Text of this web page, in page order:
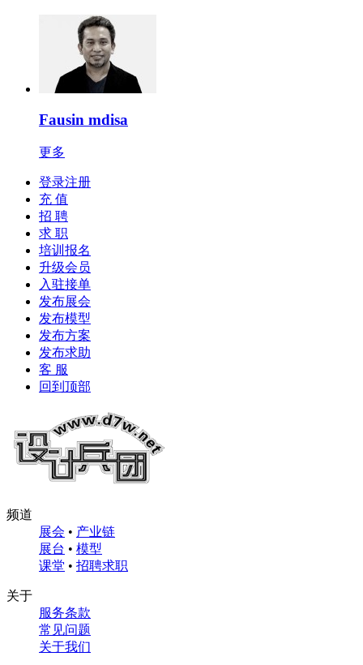
Fausin mdisa
更多
登录注册
充 值
招 聘
求 职
培训报名
升级会员
入驻接单
发布展会
发布模型
发布方案
发布求助
客 服
回到顶部
频道
展会 • 产业链
展台 • 模型
课堂 • 招聘求职
关于
服务条款
常见问题
关于我们